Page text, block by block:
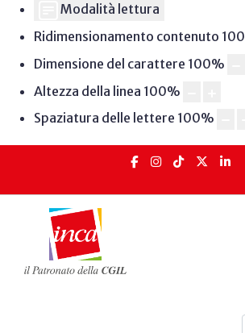
Modalità lettura
Ridimensionamento contenuto 100
Dimensione del carattere 100%
Altezza della linea 100%
Spaziatura delle lettere 100%